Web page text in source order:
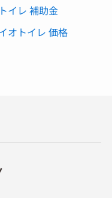
イレ 補助金
オトイレ 価格